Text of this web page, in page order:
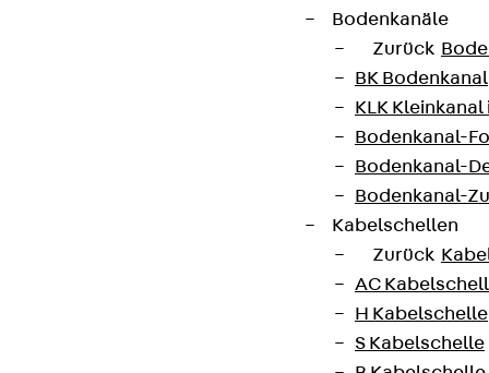
Bodenkanäle
Zurück
BK Bodenkanal
KLK
Bodenkanal-
Bodenkanal-
Bodenkanal-
Kabelschellen
Zurück
AC
H Kabelschelle
S Kabelschelle
Partner von Anfang bis Zukunft.